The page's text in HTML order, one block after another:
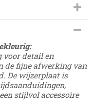
voor detail en
de fijne afwerking van
De wijzerplaat is
stijlvol accessoire